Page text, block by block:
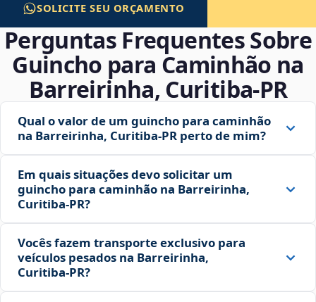
SOLICITE SEU ORÇAMENTO
Perguntas Frequentes Sobre
Guincho para Caminhão na
Barreirinha, Curitiba‑PR
Qual o valor de um guincho para caminhão
na Barreirinha, Curitiba‑PR perto de mim?
Em quais situações devo solicitar um
guincho para caminhão na Barreirinha,
Curitiba‑PR?
Vocês fazem transporte exclusivo para
veículos pesados na Barreirinha,
Curitiba‑PR?